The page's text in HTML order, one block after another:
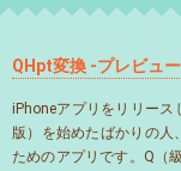
QHpt変換 -プレビュ
iPhoneアプリをリリース
版）を始めたばかりの人
ためのアプリです。Q（